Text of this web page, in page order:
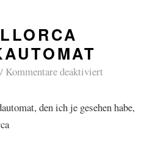
Kommentare deaktiviert
den ich je gesehen habe,